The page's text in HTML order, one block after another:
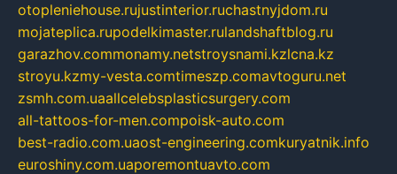
otopleniehouse.rujustinterior.ruchastnyjdom.ru
mojateplica.rupodelkimaster.rulandshaftblog.ru
garazhov.commonamy.netstroysnami.kzlcna.kz
stroyu.kzmy-vesta.comtimeszp.comavtoguru.net
zsmh.com.uaallcelebsplasticsurgery.com
all-tattoos-for-men.compoisk-auto.com
best-radio.com.uaost-engineering.comkuryatnik.info
euroshiny.com.uaporemontuavto.com